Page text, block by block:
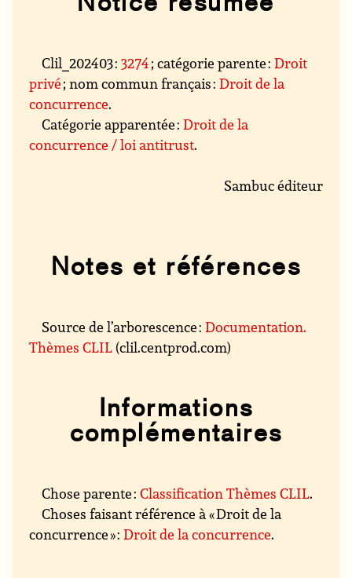
Clil_202403 :3274; catégorie parente :Droit
privé; nom commun français :Droit de la
concurrence.
Catégorie apparentée :Droit de la
concurrence / loi antitrust.
Sambuc éditeur
Notes et références
Source de l’arborescence :Documentation.
Thèmes CLIL (clil.centprod.com)
Informations
complémentaires
Chose parente :Classification Thèmes CLIL.
Choses faisant référence à « Droit de la
concurrence » :Droit de la concurrence.